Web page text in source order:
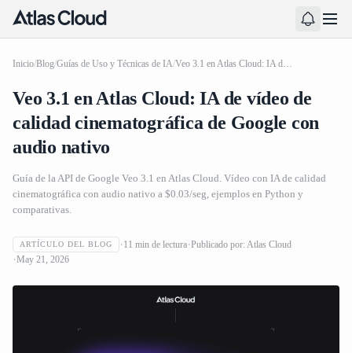
Inicio/Blog/Guías de Uso y Técnicas de IA/ Veo 3.1 en Atlas Cloud: IA de vídeo de calidad cinematográfica de Google con audio nativo
Veo 3.1 en Atlas Cloud: IA de vídeo de
calidad cinematográfica de Google con
audio nativo
Guía de la API de Google Veo 3.1 en Atlas Cloud. Vídeo con IA de calidad
cinematográfica con audio nativo a $0.03/seg, ejemplos en Python y
comparativas.
ARTÍCULO DEL BLOG 11 min de lectura Publicado por: Atlas Cloud
May 21, 2026